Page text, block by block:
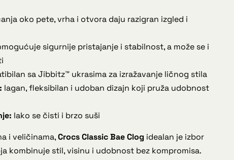
oko pete, vrha i otvora daju razigran izgled i
sigurnije pristajanje i stabilnost, a može se i
sa Jibbitz™ ukrasima za izražavanje ličnog stila
lagan, fleksibilan i udoban dizajn koji pruža udobnost
lako se čisti i brzo suši
i veličinama,Crocs Classic Bae Clog idealan je izbor
kombinuje stil, visinu i udobnost bez kompromisa.